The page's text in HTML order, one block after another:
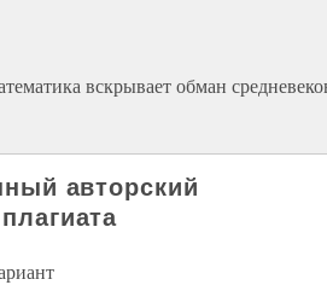
вскрывает обман
авторский